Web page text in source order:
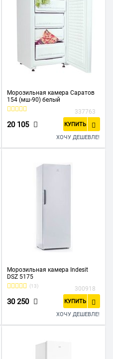
Морозильная камера Саратов
154 (мш-90) белый
337763
20 105 КУПИТЬ
ХОЧУ ДЕШЕВЛЕ!
Морозильная камера Indesit
DSZ 5175
(13) 300918
30 250 КУПИТЬ
ХОЧУ ДЕШЕВЛЕ!